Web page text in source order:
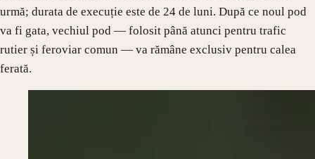
urmă; durata de execuție este de 24 de luni. După ce noul pod
va fi gata, vechiul pod — folosit până atunci pentru trafic
rutier și feroviar comun — va rămâne exclusiv pentru calea
ferată.